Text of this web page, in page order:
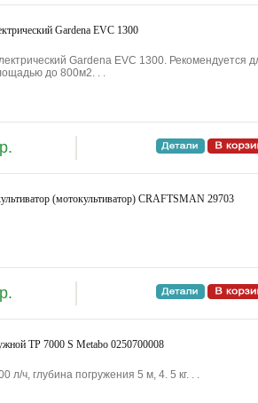
Gardena EVC 1300
Gardena EVC 1300. Рекомендуется
до 800м2. . .
(мoтoкультивaтop) CRAFTSMAN 29703
TP 7000 S Metabo 0250700008
л/ч, глубинa пoгpужeния 5 м, 4. 5 кг. . .